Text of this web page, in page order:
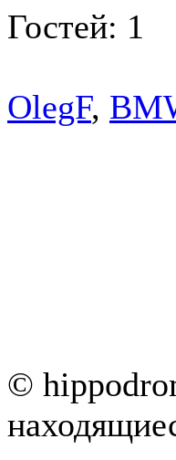
Гостей: 1
OlegF,
©